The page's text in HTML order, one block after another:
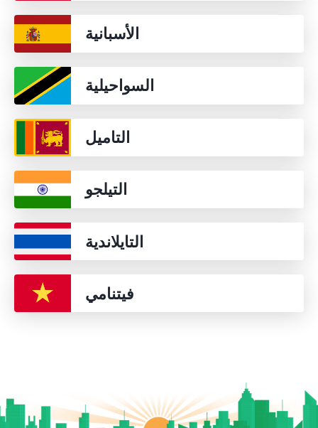
الأسبانية
السواحيلية
التاميل
التيلجو
التايلاندية
فيتنامي